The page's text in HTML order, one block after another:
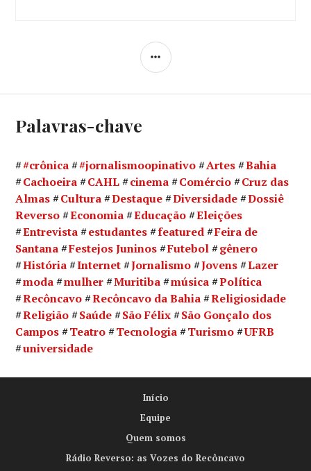
LATERAL
Palavras-chave
#crônica #jornalismoopinativo Artes
Bahia
Cachoeira
CAHL cinema Comércio
Cruz das
Almas
Cultura Destaque Diversidade
Dossiê
Reverso
Economia Educação
Eleições
Entrevista
estudantes featured
Feira de
Santana
Festejos Juninos Futebol
gênero
História
Internet Jornalismo Jovens
Lazer
moda
mulher Muritiba música
Política
Recôncavo
Recôncavo da Bahia
Religiosidade
Religião
Saúde São Félix
São Gonçalo dos
Campos
Teatro Tecnologia Turismo
UFRB
universidade
Início
Equipe
Quem somos
Rádio Reverso: as Vozes do Recôncavo